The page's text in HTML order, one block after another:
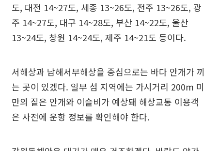
도, 대전 14~27도, 세종 13~26도, 전주 13~26도, 광
주 14~27도, 대구 14~28도, 부산 14~22도, 울산
13~24도, 창원 14~24도, 제주 14~21도 등이다.
서해상과 남해서부해상을 중심으로는 바다 안개가 끼
는 곳이 있겠다. 일부 섬 지역에는 가시거리 200m 미
만의 짙은 안개와 이슬비가 예상돼 해상교통 이용객
은 사전에 운항 정보를 확인해야 한다.